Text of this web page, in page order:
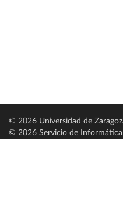
© 2026 Universidad de
© 2026 Servicio de Informática